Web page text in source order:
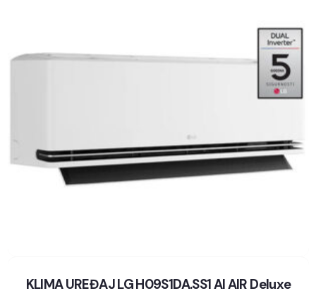
KLIMA UREĐAJ LG H09S1DA.SS1 AI AIR Deluxe